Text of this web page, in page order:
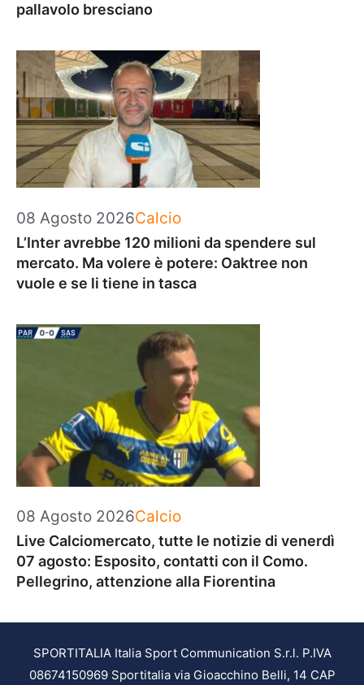
pallavolo bresciano
08 Agosto 2026Categorie
Calcio
L’Inter avrebbe 120 milioni da spendere sul
mercato. Ma volere è potere: Oaktree non
vuole e se li tiene in tasca
08 Agosto 2026Categorie
Calcio
Live Calciomercato, tutte le notizie di venerdì
07 agosto: Esposito, contatti con il Como.
Pellegrino, attenzione alla Fiorentina
SPORTITALIA Italia Sport Communication S.r.l. P.IVA
08674150969 Sportitalia via Gioacchino Belli, 14 CAP